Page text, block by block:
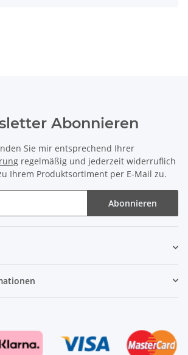
Abonnieren
Sie mir entsprechend Ihrer
regelmäßig und jederzeit widerruflich
Ihrem Produktsortiment per E-Mail zu.
Abonnieren